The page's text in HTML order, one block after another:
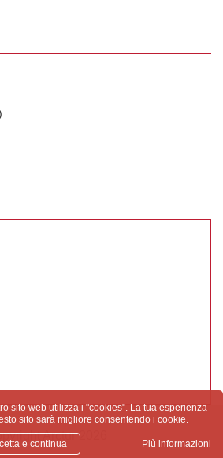
Arctur 2026
sito web utilizza i "cookies". La tua esperienza
sito sarà migliore consentendo i cookie.
e continua Più informazioni